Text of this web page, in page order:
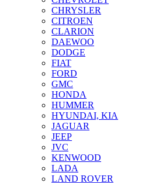
CHRYSLER
CITROEN
CLARION
DAEWOO
DODGE
FIAT
FORD
GMC
HONDA
HUMMER
HYUNDAI, KIA
JAGUAR
JEEP
JVC
KENWOOD
LADA
LAND ROVER